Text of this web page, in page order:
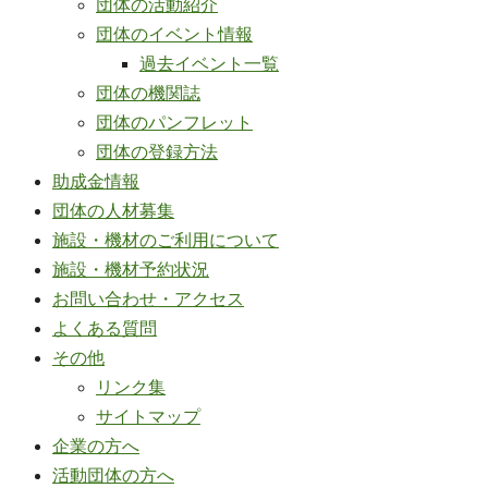
団体の活動紹介
団体のイベント情報
過去イベント一覧
団体の機関誌
団体のパンフレット
団体の登録方法
助成金情報
団体の人材募集
施設・機材のご利用について
施設・機材予約状況
お問い合わせ・アクセス
よくある質問
その他
リンク集
サイトマップ
企業の方へ
活動団体の方へ